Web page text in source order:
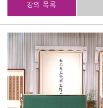
강의 목록